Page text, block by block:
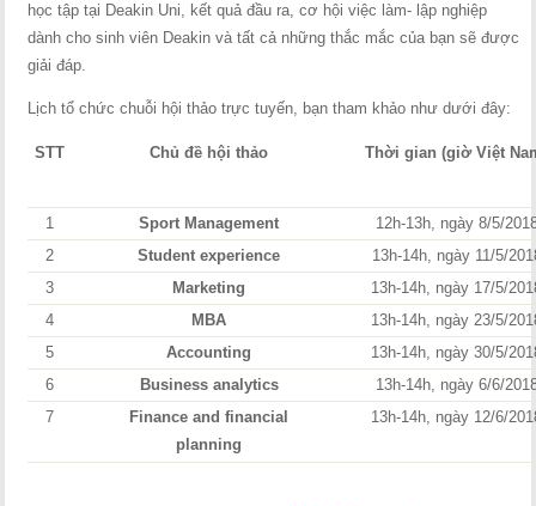
học tập tại Deakin Uni, kết quả đầu ra, cơ hội việc làm- lập nghiệp
dành cho sinh viên Deakin và tất cả những thắc mắc của bạn sẽ được
giải đáp.
Lịch tổ chức chuỗi hội thảo trực tuyến, bạn tham khảo như dưới đây:
STT Chủ đề hội thảo Thời gian (giờ Việt
1 Sport Management
12h-13h, ngày 8/5/
2
Student experience
13h-14h, ngày 11/5/
3
Marketing
13h-14h, ngày 17/5/
4
MBA
13h-14h, ngày 23/5/
5
Accounting
13h-14h, ngày 30/5/
6
Business analytics
13h-14h, ngày 6/6/
7
Finance and financial
planning
13h-14h, ngày 12/6/